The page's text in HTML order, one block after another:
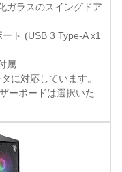
ガラスのスイングドア
ト (USB 3 Type-A x1
属
に対応しています。
ーボードは選択いた